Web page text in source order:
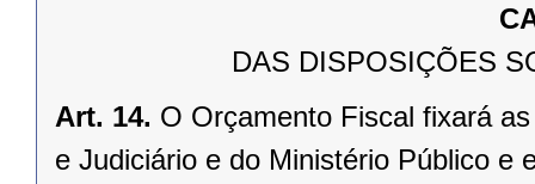
DAS DISPOSIÇÕES
Art. 14. O Orçamento Fiscal fixará
e Judiciário e do Ministério Público e